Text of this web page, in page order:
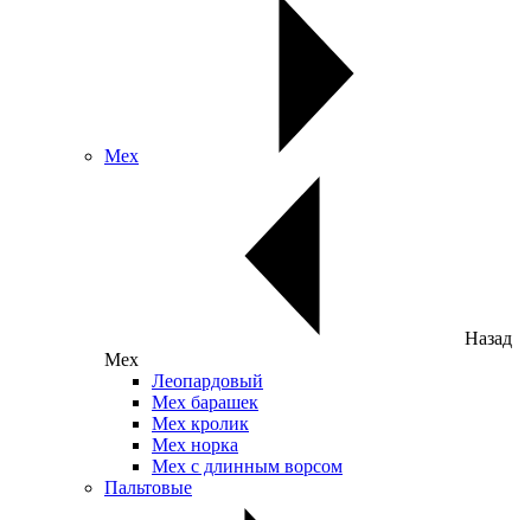
Мех
Назад
Мех
Леопардовый
Мех барашек
Мех кролик
Мех норка
Мех с длинным ворсом
Пальтовые